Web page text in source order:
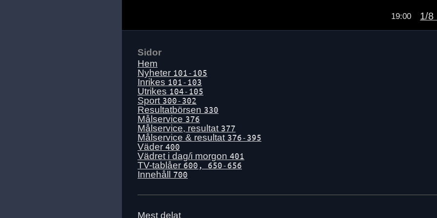
19:00 1/8
Sidor
Hem
Nyheter 101-105
Inrikes 101-103
Utrikes 104-105
Sport 300-302
Resultatbörsen 330
Målservice 376
Målservice, resultat 377
Målservice & resultat 376-395
Väder 400
Vädret i dag/i morgon 401
TV-tablåer 600, 650-656
Innehåll 700
Mest delat